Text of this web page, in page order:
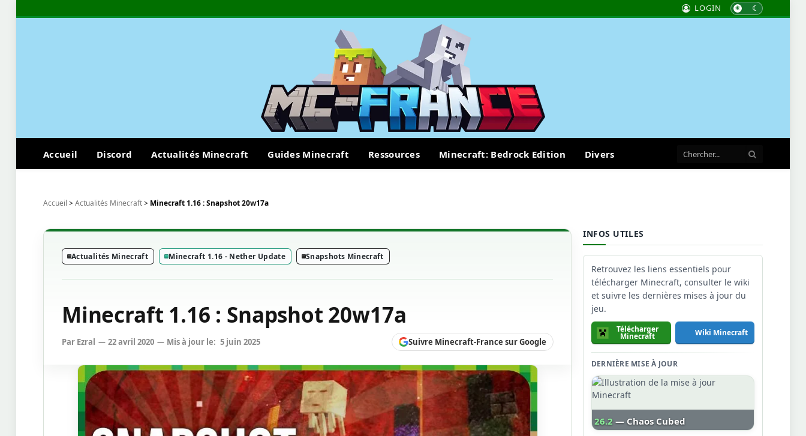
LOGIN
Accueil Discord Actualités Minecraft Guides Minecraft Ressources Minecraft: Bedrock Edition Divers
Accueil >Actualités Minecraft> Minecraft 1.16 : Snapshot 20w17a
Actualités Minecraft Minecraft 1.16 - Nether Update Snapshots Minecraft
Minecraft 1.16 : Snapshot 20w17a
Par Ezral 22 avril 2020 Mis à jour le: 5 juin 2025 Suivre Minecraft-France sur Google
INFOS UTILES
Retrouvez les liens essentiels pour
télécharger Minecraft, consulter le wiki
et suivre les dernières mises à jour du
jeu.
Télécharger
Minecraft Wiki Minecraft
DERNIÈRE MISE À JOUR
26.2 — Chaos Cubed